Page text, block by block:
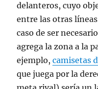
delanteros, cuyo
entre las otras
caso de ser
agrega la zona a la
ejemplo,camisetas
que juega por la